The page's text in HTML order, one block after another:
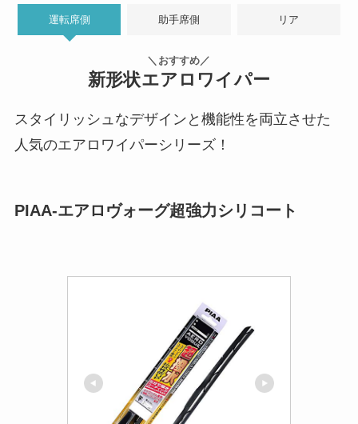
運転席側 助手席側 リア
＼おすすめ／
新形状エアロワイパー
スタイリッシュなデザインと機能性を両立させた
人気のエアロワイパーシリーズ！
PIAA-エアロヴォーグ超強力シリコート